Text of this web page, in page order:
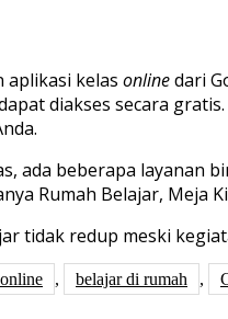
aplikasi kelas onlinedari
diakses secara
ada beberapa layanan
Rumah Belajar, Meja
tidak redup meski
, belajar di rumah ,